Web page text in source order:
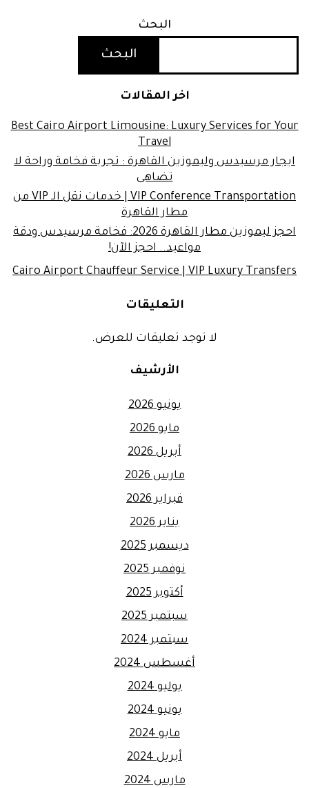
البحث
البحث
اخر المقالات
Best Cairo Airport Limousine: Luxury Services for Your
Travel
ايجار مرسيدس وليموزين القاهرة : تجربة فخامة وراحة لا
تضاهى
VIP Conference Transportation | خدمات نقل الـ VIP من
مطار القاهرة
احجز ليموزين مطار القاهرة 2026: فخامة مرسيدس ودقة
مواعيد.. احجز الآن!
Cairo Airport Chauffeur Service | VIP Luxury Transfers
التعليقات
لا توجد تعليقات للعرض.
الأرشيف
يونيو 2026
مايو 2026
أبريل 2026
مارس 2026
فبراير 2026
يناير 2026
ديسمبر 2025
نوفمبر 2025
أكتوبر 2025
سبتمبر 2025
سبتمبر 2024
أغسطس 2024
يوليو 2024
يونيو 2024
مايو 2024
أبريل 2024
مارس 2024